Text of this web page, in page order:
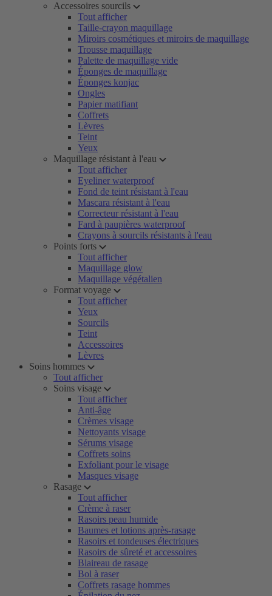
Accessoires sourcils
Tout afficher
Taille-crayon maquillage
Miroirs cosmétiques et miroirs de maquillage
Trousse maquillage
Palette de maquillage vide
Éponges de maquillage
Éponges konjac
Ongles
Papier matifiant
Coffrets
Lèvres
Teint
Yeux
Maquillage résistant à l'eau
Tout afficher
Eyeliner waterproof
Fond de teint résistant à l'eau
Mascara résistant à l'eau
Correcteur résistant à l'eau
Fard à paupières waterproof
Crayons à sourcils résistants à l'eau
Points forts
Tout afficher
Maquillage glow
Maquillage végétalien
Format voyage
Tout afficher
Yeux
Sourcils
Teint
Accessoires
Lèvres
Soins hommes
Tout afficher
Soins visage
Tout afficher
Anti-âge
Crèmes visage
Nettoyants visage
Sérums visage
Coffrets soins
Exfoliant pour le visage
Masques visage
Rasage
Tout afficher
Crème à raser
Rasoirs peau humide
Baumes et lotions après-rasage
Rasoirs et tondeuses électriques
Rasoirs de sûreté et accessoires
Blaireau de rasage
Bol à raser
Coffrets rasage hommes